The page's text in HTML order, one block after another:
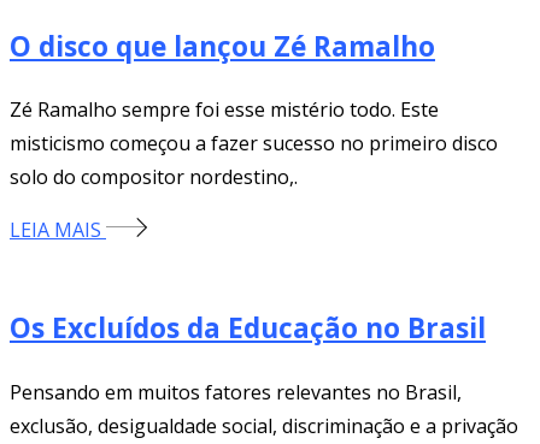
O disco que lançou Zé Ramalho
Zé Ramalho sempre foi esse mistério todo. Este
misticismo começou a fazer sucesso no primeiro disco
solo do compositor nordestino,.
LEIA MAIS
Os Excluídos da Educação no Brasil
Pensando em muitos fatores relevantes no Brasil,
exclusão, desigualdade social, discriminação e a privação